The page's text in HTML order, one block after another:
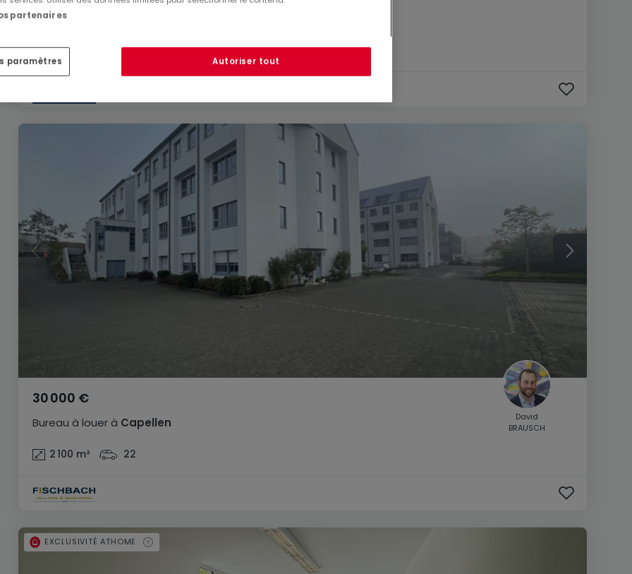
Bureau
200 2
Bureau à louerà Capellen
30 000 €
2 100 m² 22
David
BRAUSCH
EXCLUSIVITÉ ATHOME
partenaires
paramètres Autoriser tout